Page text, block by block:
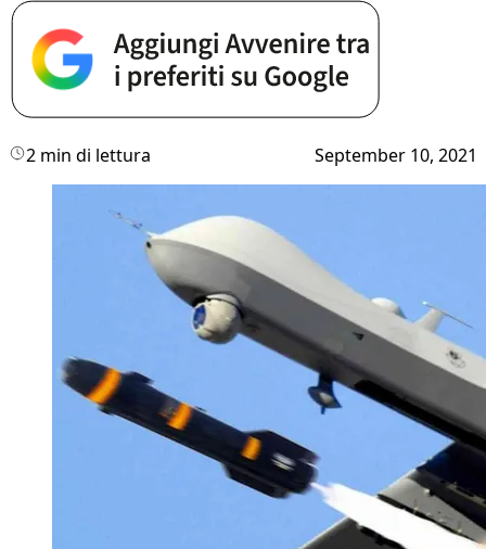
2 min di lettura September 10, 2021